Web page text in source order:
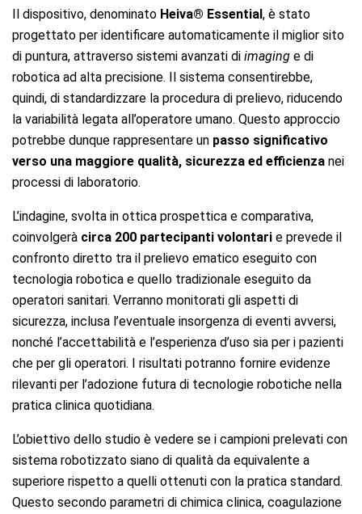
Il dispositivo, denominato Heiva® Essential, è stato
progettato per identificare automaticamente il miglior sito
di puntura, attraverso sistemi avanzati di imaging e di
robotica ad alta precisione. Il sistema consentirebbe,
quindi, di standardizzare la procedura di prelievo, riducendo
la variabilità legata all’operatore umano. Questo approccio
potrebbe dunque rappresentare un passo significativo
verso una maggiore qualità, sicurezza ed efficienza nei
processi di laboratorio.
L’indagine, svolta in ottica prospettica e comparativa,
coinvolgerà circa 200 partecipanti volontari e prevede il
confronto diretto tra il prelievo ematico eseguito con
tecnologia robotica e quello tradizionale eseguito da
operatori sanitari. Verranno monitorati gli aspetti di
sicurezza, inclusa l’eventuale insorgenza di eventi avversi,
nonché l’accettabilità e l’esperienza d’uso sia per i pazienti
che per gli operatori. I risultati potranno fornire evidenze
rilevanti per l’adozione futura di tecnologie robotiche nella
pratica clinica quotidiana.
L’obiettivo dello studio è vedere se i campioni prelevati con
sistema robotizzato siano di qualità da equivalente a
superiore rispetto a quelli ottenuti con la pratica standard.
Questo secondo parametri di chimica clinica, coagulazione